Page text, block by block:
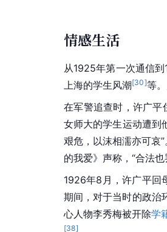
情感生活
从1925年第一次通信
上海的学生风潮[30]等
在军警追查时，许广平
女师大的学生运动遭到
艰危，以沫相濡亦可哀”
的我爱》声称，“合法
1926年8月，许广平回
期间，对于当时的政治
心人物李秀梅被开除学
[38]